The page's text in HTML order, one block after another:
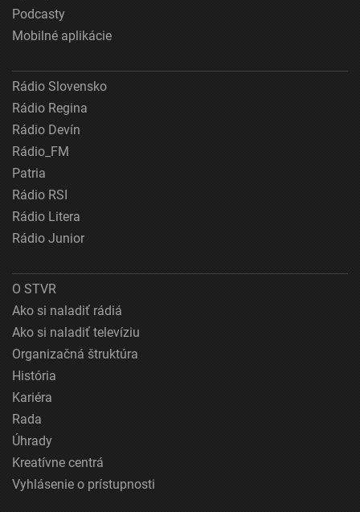
Podcasty
Mobilné aplikácie
Rádio Slovensko
Rádio Regina
Rádio Devín
Rádio_FM
Patria
Rádio RSI
Rádio Litera
Rádio Junior
O STVR
Ako si naladiť rádiá
Ako si naladiť televíziu
Organizačná štruktúra
História
Kariéra
Rada
Úhrady
Kreatívne centrá
Vyhlásenie o prístupnosti